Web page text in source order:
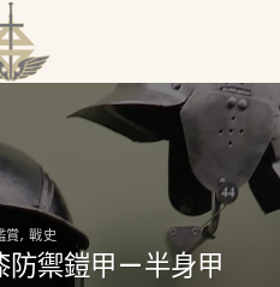
賞,戰史
防禦鎧甲 — 半身甲